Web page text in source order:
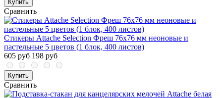
Купить
Сравнить
Стикеры Attache Selection Фреш 76х76 мм неоновые и
пастельные 5 цветов (1 блок, 400 листов)
605 руб 198 руб
Купить
Сравнить